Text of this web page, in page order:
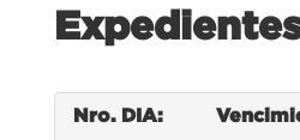
Nro. DIA: